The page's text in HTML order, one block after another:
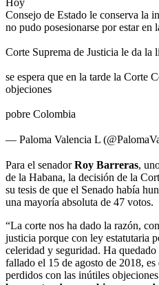
Consejo de Estado le conserva la
no pudo posesionarse por estar en
Corte Suprema de Justicia le da la
se espera que en la tarde la Corte
objeciones
pobre Colombia
— Paloma Valencia L
Para el senadorRoy Barreras,
de la Habana, la decisión de la
su tesis de que el Senado había
una mayoría absoluta de 47 votos.
“La corte nos ha dado la razón,
justicia porque con ley estatutaria
celeridad y seguridad. Ha
fallado el 15 de agosto de 2018,
perdidos con las inútiles